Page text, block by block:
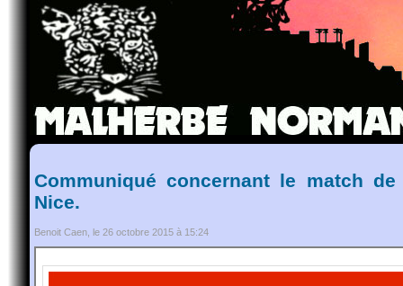
Communiqué concernant le match
Nice.
Benoit Caen, le 26 octobre 2015 à 15:24